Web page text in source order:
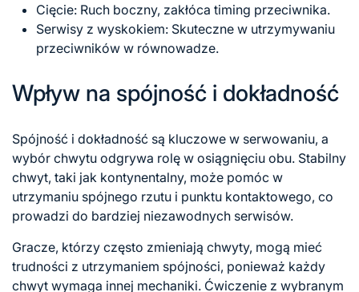
Cięcie: Ruch boczny, zakłóca timing przeciwnika.
Serwisy z wyskokiem: Skuteczne w utrzymywaniu
przeciwników w równowadze.
Wpływ na spójność i dokładność
Spójność i dokładność są kluczowe w serwowaniu, a
wybór chwytu odgrywa rolę w osiągnięciu obu. Stabilny
chwyt, taki jak kontynentalny, może pomóc w
utrzymaniu spójnego rzutu i punktu kontaktowego, co
prowadzi do bardziej niezawodnych serwisów.
Gracze, którzy często zmieniają chwyty, mogą mieć
trudności z utrzymaniem spójności, ponieważ każdy
chwyt wymaga innej mechaniki. Ćwiczenie z wybranym